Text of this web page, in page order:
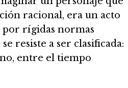
racional, era un acto
por rígidas normas
resiste a ser clasificada:
entre el tiempo